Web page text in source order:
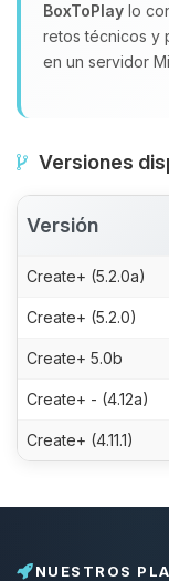
BoxToPlay lo
retos técnicos y
en un servidor
Versiones
Versión
Create+ (5.2.0a)
Create+ (5.2.0)
Create+ 5.0b
Create+ - (4.12a)
Create+ (4.11.1)
NUESTROS